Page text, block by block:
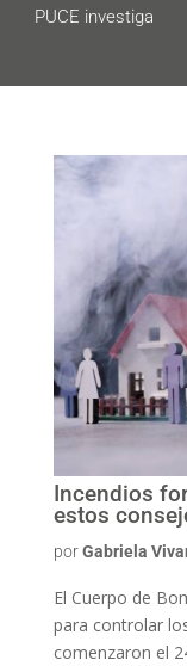
PUCE investiga
Incendios
estos
porGabriela
El Cuerpo de
para controlar
comenzaron el